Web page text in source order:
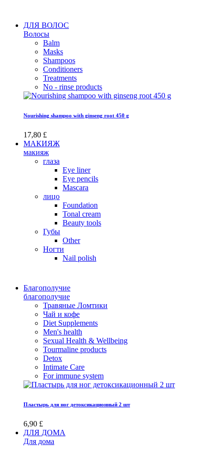
ДЛЯ ВОЛОС
Волосы
Balm
Masks
Shampoos
Conditioners
Treatments
No - rinse products
Nourishing shampoo with ginseng root 450 g
17,80 £
МАКИЯЖ
макияж
глаза
Eye liner
Eye pencils
Mascara
лицо
Foundation
Tonal cream
Beauty tools
Губы
Other
Ногти
Nail polish
Благополучие
благополучие
Травяные Ломтики
Чай и кофе
Diet Supplements
Men's health
Sexual Health & Wellbeing
Tourmaline products
Detox
Intimate Care
For immune system
Пластырь для ног детоксикационный 2 шт
6,90 £
ДЛЯ ДОМА
Для дома